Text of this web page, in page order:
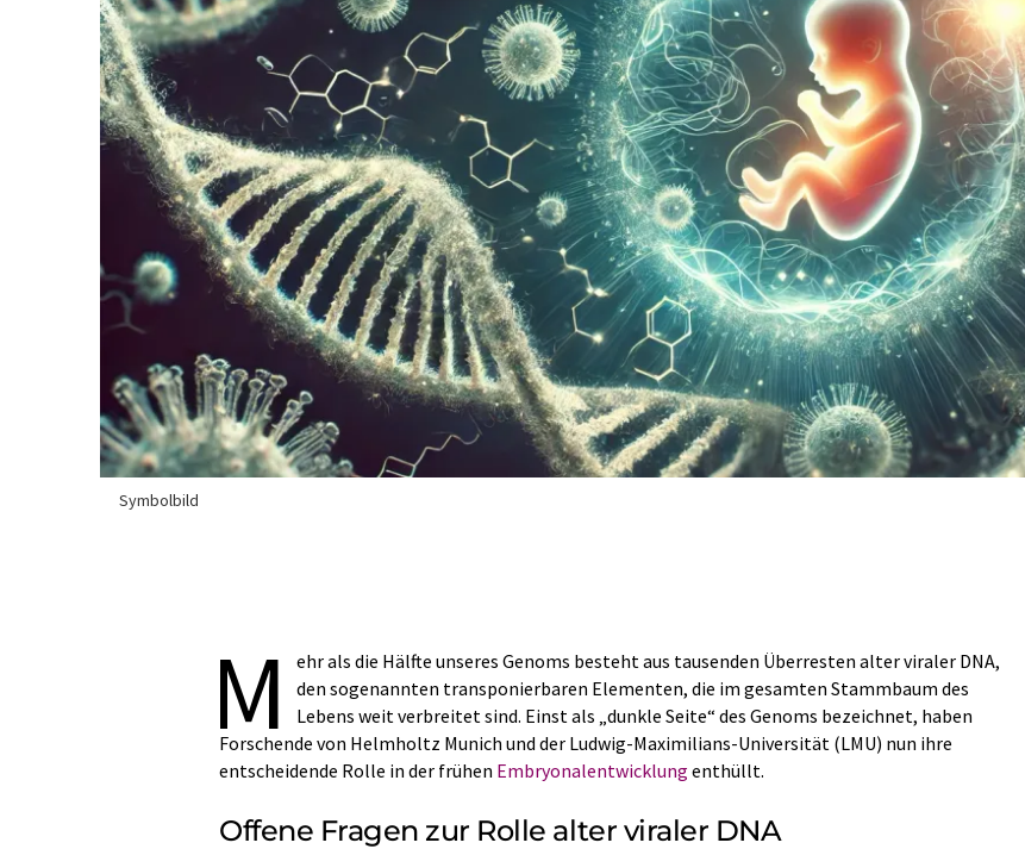
Symbolbild
M
ehr als die Hälfte unseres Genoms besteht aus tausenden Überresten alter viraler DNA,
den sogenannten transponierbaren Elementen, die im gesamten Stammbaum des
Lebens weit verbreitet sind. Einst als „dunkle Seite“ des Genoms bezeichnet, haben
Forschende von Helmholtz Munich und der Ludwig-Maximilians-Universität (LMU) nun ihre
entscheidende Rolle in der frühen Embryonalentwicklung enthüllt.
Offene Fragen zur Rolle alter viraler DNA